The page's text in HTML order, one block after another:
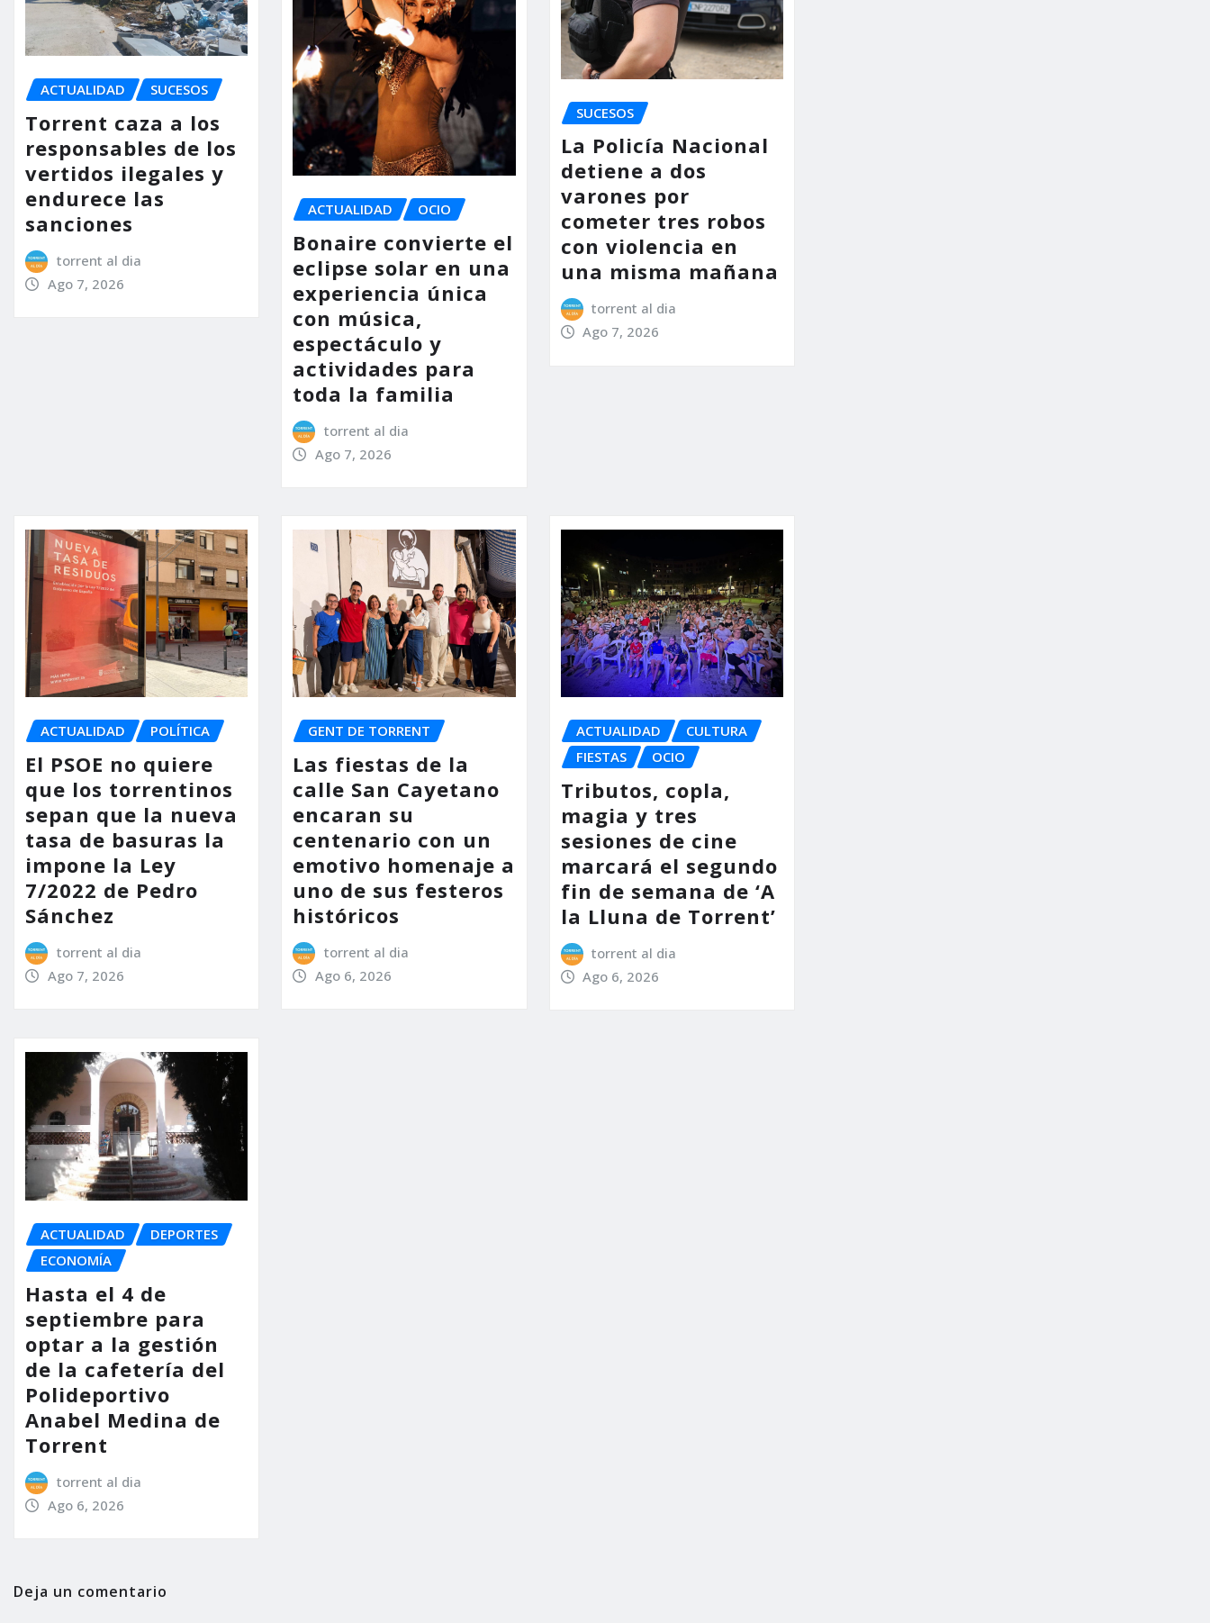
ACTUALIDAD SUCESOS
Torrent caza a los
responsables de los
vertidos ilegales y
endurece las
sanciones
torrent al dia
Ago 7, 2026
ACTUALIDAD OCIO
Bonaire convierte el
eclipse solar en una
experiencia única
con música,
espectáculo y
actividades para
toda la familia
torrent al dia
Ago 7, 2026
SUCESOS
La Policía Nacional
detiene a dos
varones por
cometer tres robos
con violencia en
una misma mañana
torrent al dia
Ago 7, 2026
ACTUALIDAD POLÍTICA
El PSOE no quiere
que los torrentinos
sepan que la nueva
tasa de basuras la
impone la Ley
7/2022 de Pedro
Sánchez
torrent al dia
Ago 7, 2026
GENT DE TORRENT
Las fiestas de la
calle San Cayetano
encaran su
centenario con un
emotivo homenaje a
uno de sus festeros
históricos
torrent al dia
Ago 6, 2026
ACTUALIDAD
CULTURA
FIESTAS
OCIO
Tributos, copla,
magia y tres
sesiones de cine
marcará el segundo
fin de semana de ‘A
la Lluna de Torrent’
torrent al dia
Ago 6, 2026
ACTUALIDAD
DEPORTES
ECONOMÍA
Hasta el 4 de
septiembre para
optar a la gestión
de la cafetería del
Polideportivo
Anabel Medina de
Torrent
torrent al dia
Ago 6, 2026
Deja un comentario